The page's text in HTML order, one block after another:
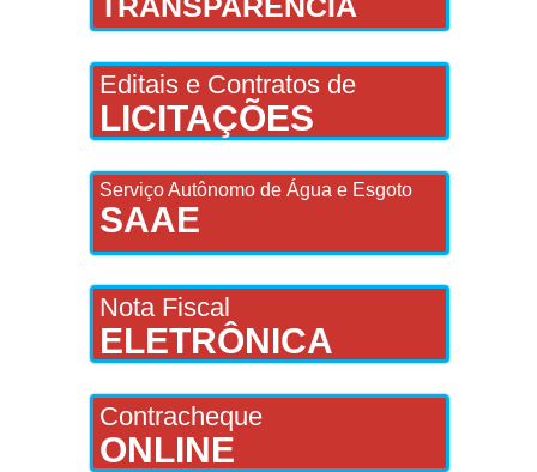
Editais e Contratos de
LICITAÇÕES
Serviço Autônomo de Água e Esgoto
SAAE
Nota Fiscal
ELETRÔNICA
Contracheque
ONLINE